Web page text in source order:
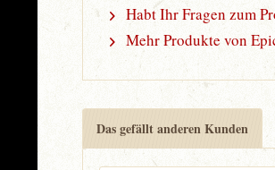
Habt Ihr Fragen zum
Mehr Produkte von
Das gefällt anderen Kunden